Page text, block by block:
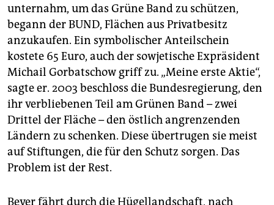
unternahm, um das Grüne Band zu schützen,
begann der BUND, Flächen aus Privatbesitz
anzukaufen. Ein symbolischer Anteilschein
kostete 65 Euro, auch der sowjetische Expräsident
Michail Gorbatschow griff zu. „Meine erste Aktie“,
sagte er. 2003 beschloss die Bundesregierung, den
ihr verbliebenen Teil am Grünen Band – zwei
Drittel der Fläche – den östlich angrenzenden
Ländern zu schenken. Diese übertrugen sie meist
auf Stiftungen, die für den Schutz sorgen. Das
Problem ist der Rest.
Beyer fährt durch die Hügellandschaft, nach